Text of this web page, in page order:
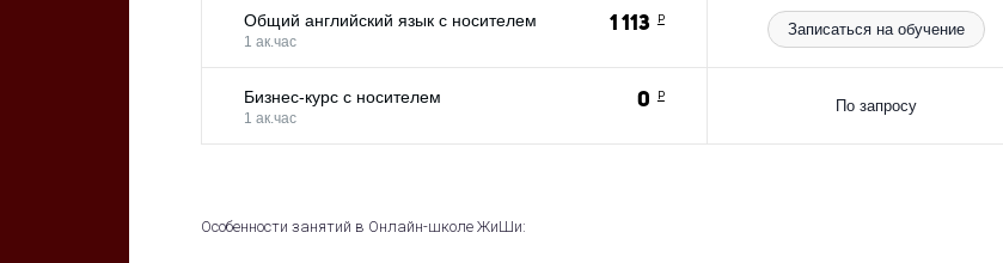
Общий английский язык с носителем
1 ак.час
1 113 Р
Записаться на обучение
Бизнес-курс с носителем
1 ак.час
0 Р
По запросу
Особенности занятий в Онлайн-школе ЖиШи: